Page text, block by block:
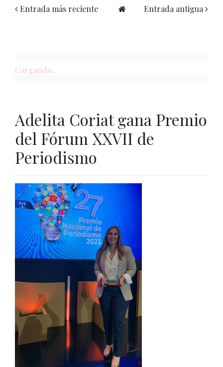
Entrada más reciente Entrada antigua
Cargando...
Adelita Coriat gana Premio
del Fórum XXVII de
Periodismo